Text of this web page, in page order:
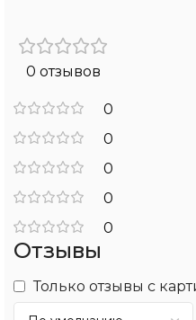
0 отзывов
0
0
0
0
0
Отзывы
Только отзывы с